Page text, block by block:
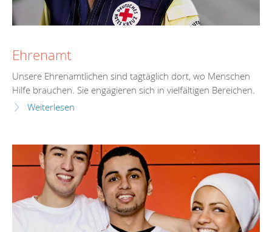
Ehrenamt
Unsere Ehrenamtlichen sind tagtäglich dort, wo Menschen
Hilfe brauchen. Sie engagieren sich in vielfältigen Bereichen.
Weiterlesen